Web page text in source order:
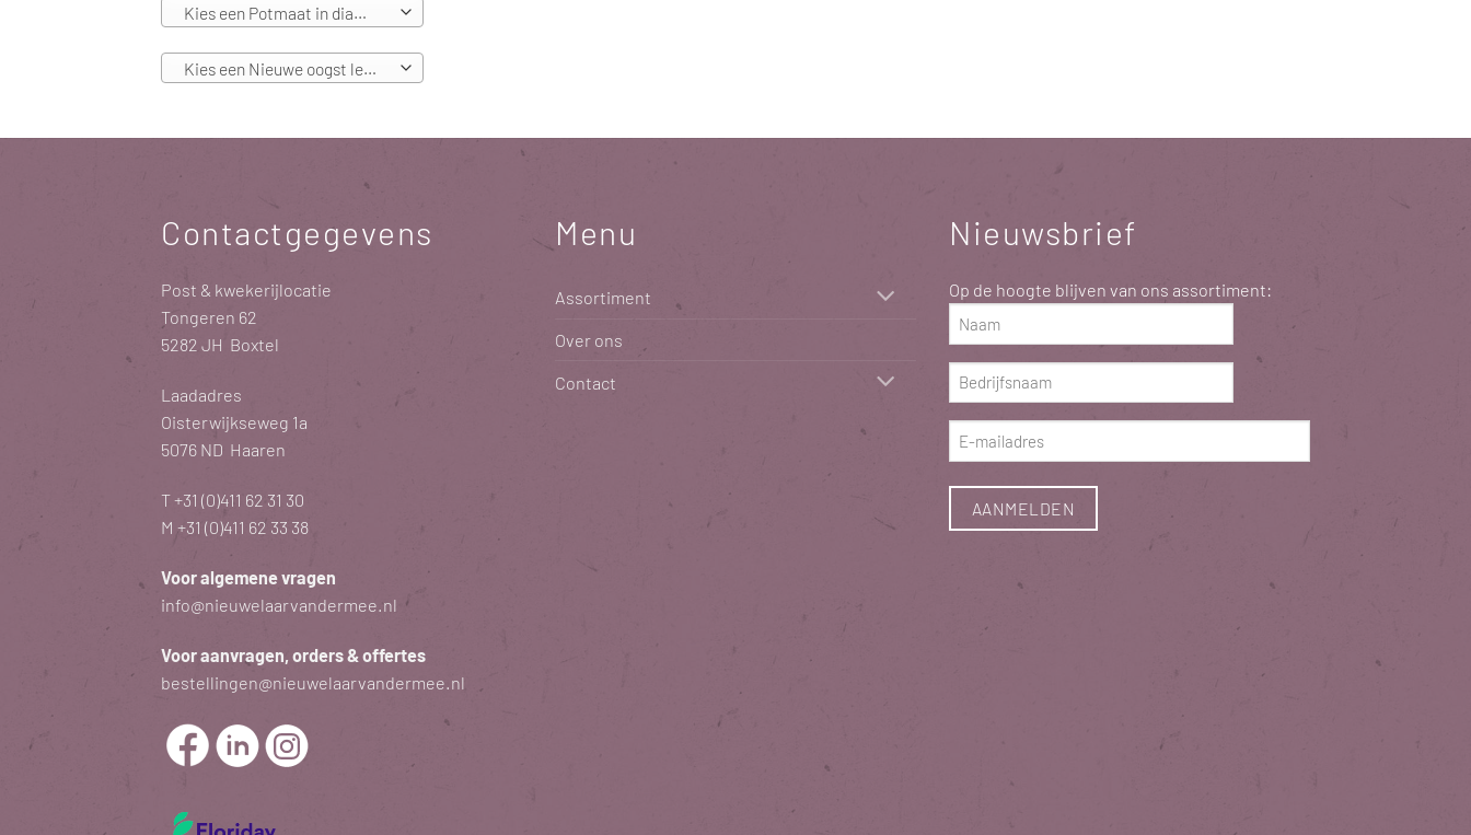
Kies een Potmaat in diameters
Kies een Nieuwe oogst leverbaar vanaf
Contactgegevens
Post & kwekerijlocatie
Tongeren 62
5282 JH Boxtel
Laadadres
Oisterwijkseweg 1a
5076 ND Haaren
T+31 (0)411 62 31 30
M +31 (0)411 62 33 38
Voor algemene vragen
info@nieuwelaarvandermee.nl
Voor aanvragen, orders & offertes
bestellingen@nieuwelaarvandermee.nl
Menu
Assortiment
Over ons
Contact
Nieuwsbrief
Op de hoogte blijven van ons assortiment:
Naam
(Vereist)
Bedrijfsnaam
(Vereist)
E-
mailadres
(Vereist)